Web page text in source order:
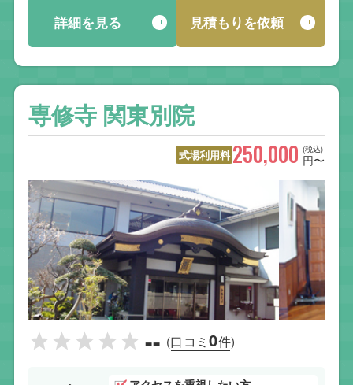
詳細を見る 見積もりを依頼
専修寺 関東別院
式場利用料 (税込)
250,000 円〜
-- (口コミ0件)